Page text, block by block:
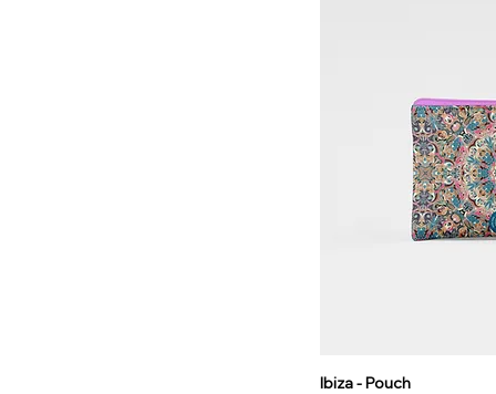
Ibiza - Pouch